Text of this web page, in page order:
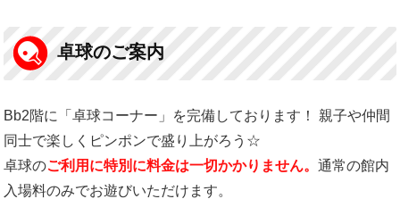
卓球のご案内
Bb2階に「卓球コーナー」を完備しております！ 親子や仲間
同士で楽しくピンポンで盛り上がろう☆
卓球のご利用に特別に料金は一切かかりません。通常の館内
入場料のみでお遊びいただけます。